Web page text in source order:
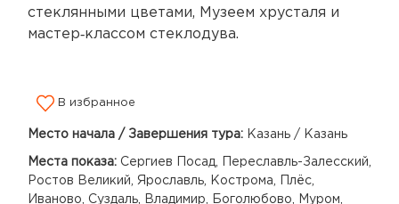
стеклянными цветами, Музеем хрусталя и
мастер‑классом стеклодува.
В избранное
Место начала / Завершения тура: Казань / Казань
Места показа: Сергиев Посад, Переславль-Залесский,
Ростов Великий, Ярославль, Кострома, Плёс,
Иваново, Суздаль, Владимир, Боголюбово, Муром,